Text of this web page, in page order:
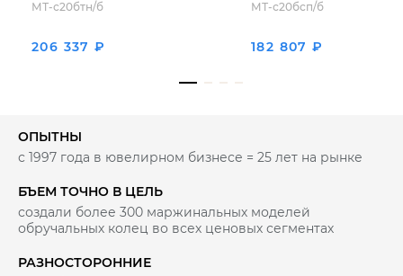
МТ-с20бтн/б
206 337 ₽
МТ-с20бсп/б
182 807 ₽
ОПЫТНЫ
с 1997 года в ювелирном бизнесе = 25 лет на рынке
БЪЕМ ТОЧНО В ЦЕЛЬ
создали более 300 маржинальных моделей
обручальных колец во всех ценовых сегментах
РАЗНОСТОРОННИЕ